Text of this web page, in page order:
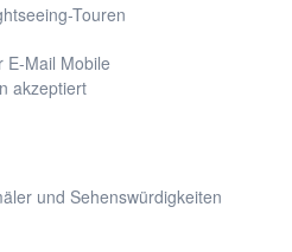
+20€
und Stil erkunden? Fügen Sie
Touren
E-Mail Mobile
akzeptiert
und Sehenswürdigkeiten